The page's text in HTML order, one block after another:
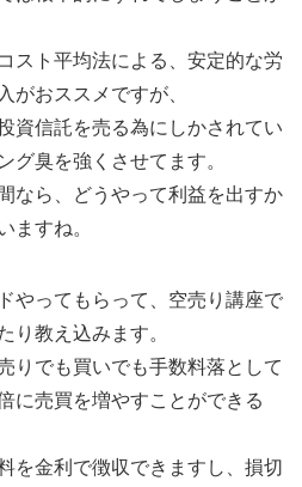
スト平均法による、安定的な労
がおススメですが、
資信託を売る為にしかされてい
グ臭を強くさせてます。
なら、どうやって利益を出すか
ますね。
やってもらって、空売り講座で
り教え込みます。
りでも買いでも手数料落として
に売買を増やすことができる
を金利で徴収できますし、損切